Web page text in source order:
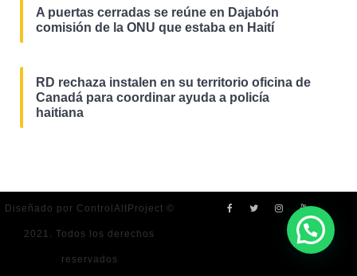
A puertas cerradas se reúne en Dajabón
comisión de la ONU que estaba en Haití
RD rechaza instalen en su territorio oficina de
Canadá para coordinar ayuda a policía
haitiana
Diseñado por ControlAltProject ©
2021. Todos los derechos
reservados